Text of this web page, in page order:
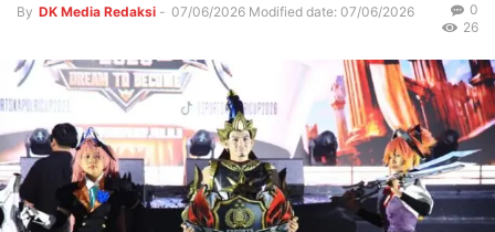
By DK Media Redaksi - 07/06/2026 Modified date: 07/06/2026
0
26